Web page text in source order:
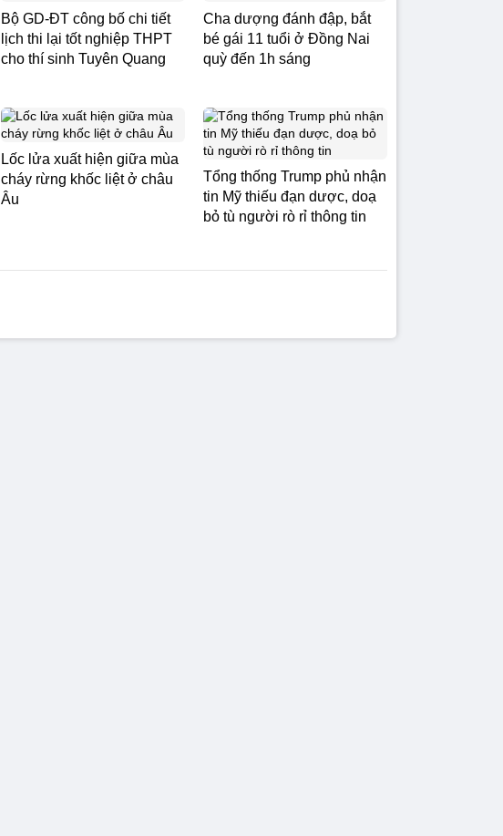
Bộ GD-ĐT công bố chi tiết
lịch thi lại tốt nghiệp THPT
cho thí sinh Tuyên Quang
Cha dượng đánh đập, bắt
bé gái 11 tuổi ở Đồng Nai
quỳ đến 1h sáng
Lốc lửa xuất hiện giữa mùa
cháy rừng khốc liệt ở châu
Âu
Tổng thống Trump phủ nhận
tin Mỹ thiếu đạn dược, doạ
bỏ tù người rò rỉ thông tin